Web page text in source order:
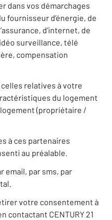
dans vos démarchages
fournisseur d’énergie, de
d’internet, de
surveillance, télé
compensation
relatives à votre
du logement
(propriétaire /
à ces partenaires
au préalable.
email, par sms, par
votre consentement à
contactant CENTURY 21